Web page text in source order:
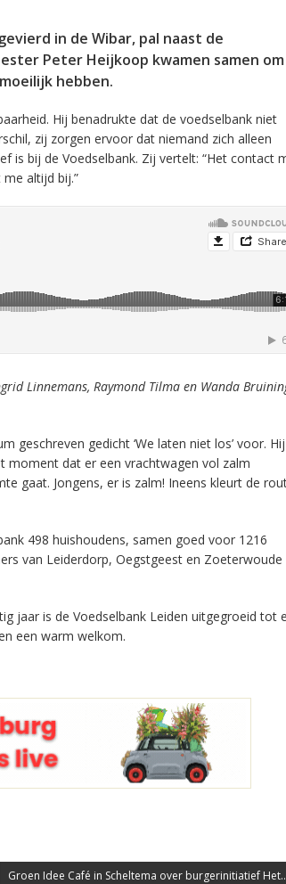
in de Wibar, pal naast de
Peter Heijkoop kwamen samen om
hebben.
Hij benadrukte dat de voedselbank niet
zij zorgen ervoor dat niemand zich alleen
is bij de Voedselbank. Zij vertelt: “Het contact
altijd bij.”
Linnemans, Raymond Tilma en Wanda
geschreven gedicht ‘We laten niet los’ voor.
moment dat er een vrachtwagen vol zalm
gaat. Jongens, er is zalm! Ineens kleurt de
498 huishoudens, samen goed voor 1216
van Leiderdorp, Oegstgeest en Zoeterwoude
jaar is de Voedselbank Leiden uitgegroeid tot
een warm welkom.
Groen Idee Café in Scheltema over burgerinitiatief